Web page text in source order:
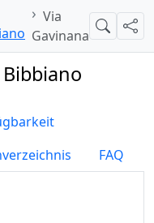
Via
Gavinana
Suche
FAQ